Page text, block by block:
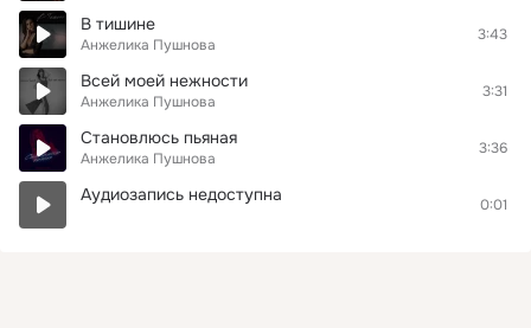
В тишине
Анжелика Пушнова
3:43
Всей моей нежности
Анжелика Пушнова
3:31
Становлюсь пьяная
Анжелика Пушнова
3:36
Аудиозапись недоступна 0:01